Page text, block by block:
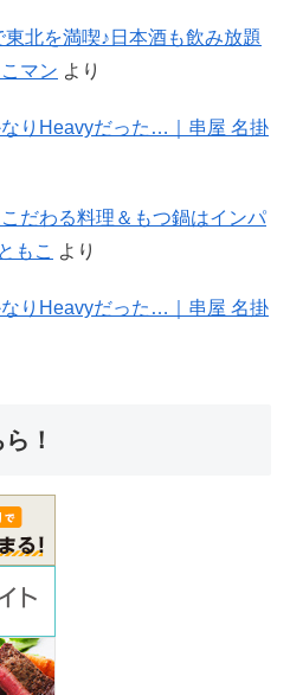
北を満喫♪日本酒も飲み放題
マン より
りHeavyだった…｜串屋 名掛
だわる料理＆もつ鍋はインパ
ともこ より
りHeavyだった…｜串屋 名掛
！